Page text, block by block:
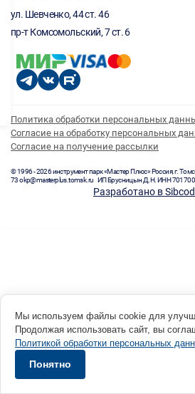
ул. Шевченко, 44 ст. 46
пр-т Комсомольский, 7 ст. 6
Политика обработки персональных
Согласие на обработку персональных
Согласие на получение рассылки
© 1996 - 2026 инструмент парк «Мастер Плюс» Россия, г.
73 okp@masterplus.tomsk.ru ИП Брусницын Д.Н. ИНН
Разработано в
Мы используем файлы cookie для
Продолжая использовать сайт, вы
Политикой обработки персональных
Понятно